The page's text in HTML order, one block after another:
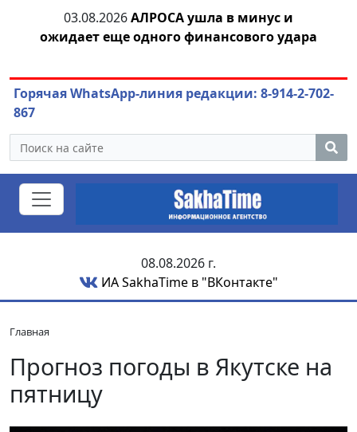
03.08.2026АЛРОСА ушла в минус и
ожидает еще одного финансового удара
Горячая WhatsApp-линия редакции: 8-914-2-702-
867
08.08.2026 г.
ИА SakhaTime в "ВКонтакте"
Главная
Прогноз погоды в Якутске на
пятницу